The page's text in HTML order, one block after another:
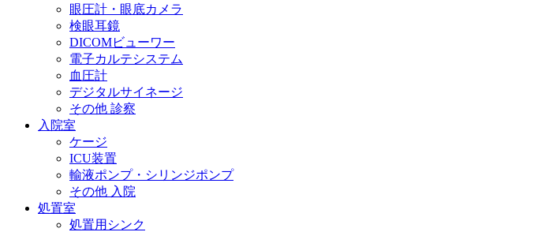
眼圧計・眼底カメラ
検眼耳鏡
DICOMビューワー
電子カルテシステム
血圧計
デジタルサイネージ
その他 診察
入院室
ケージ
ICU装置
輸液ポンプ・シリンジポンプ
その他 入院
処置室
処置用シンク